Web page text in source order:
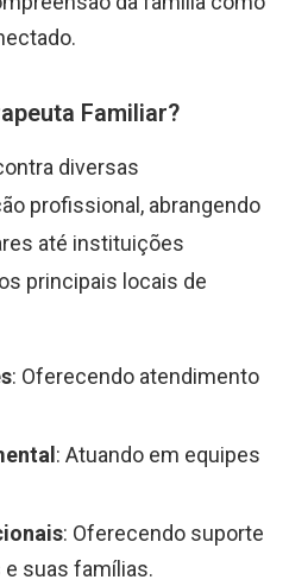
Familiar?
diversas
profissional, abrangendo
até instituições
principais locais de
: Oferecendo atendimento
: Atuando em equipes
: Oferecendo suporte
suas famílias.